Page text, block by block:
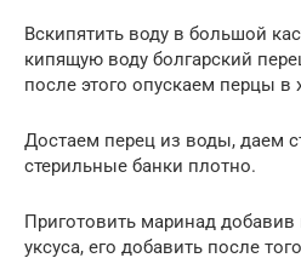
Вскипятить воду в большой
кипящую воду болгарский
после этого опускаем перцы в
Достаем перец из воды, даем
стерильные банки плотно.
Приготовить маринад
уксуса, его добавить после